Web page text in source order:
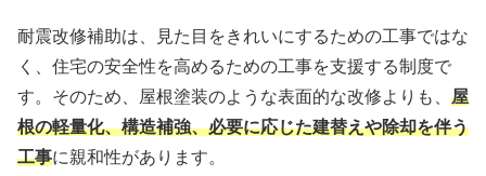
耐震改修補助は、見た目をきれいにするための工事ではな
く、住宅の安全性を高めるための工事を支援する制度で
す。そのため、屋根塗装のような表面的な改修よりも、 屋
根の軽量化、構造補強、必要に応じた建替えや除却を伴う
工事に親和性があります。